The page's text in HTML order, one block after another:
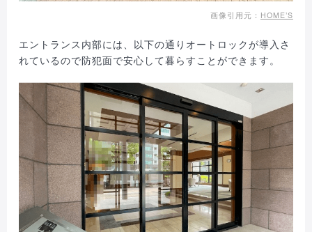
画像引用元： HOME’S
エントランス内部には、以下の通りオートロックが導入さ
れているので防犯面で安心して暮らすことができます。